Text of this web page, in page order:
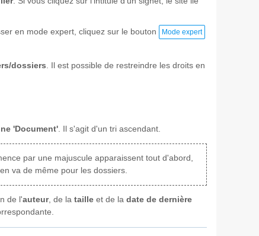
en mode expert, cliquez sur le bouton Mode expert
dossiers . Il est possible de restreindre les droits en
'Document' . Il s'agit d'un tri ascendant.
par une majuscule apparaissent tout d'abord,
va de même pour les dossiers.
de l'auteur, de la taille et de la date de dernière